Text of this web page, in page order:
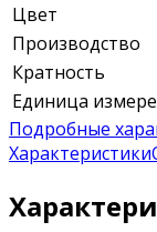
Цвет
Производство
Кратность
Единица
Подробные
Характеристики